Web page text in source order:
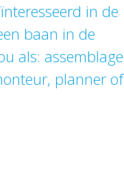
in de
baan in de
als: assemblage
planner of